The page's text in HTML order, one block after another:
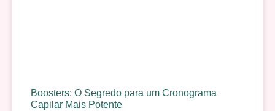
Boosters: O Segredo para um Cronograma
Capilar Mais Potente